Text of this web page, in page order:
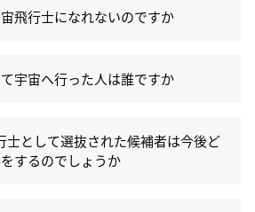
飛行士になれないのですか
宇宙へ行った人は誰ですか
士として選抜された候補者は今後ど
するのでしょうか